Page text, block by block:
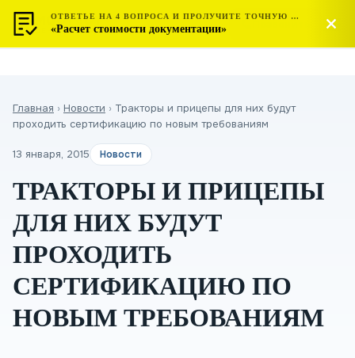
МОСТЕСТ
ЦЕНТР СЕРТИФИКАЦИИ
Главная › Новости › Тракторы и прицепы для них будут
проходить сертификацию по новым требованиям
13 января, 2015 Новости
ТРАКТОРЫ И ПРИЦЕПЫ
ДЛЯ НИХ БУДУТ
ПРОХОДИТЬ
СЕРТИФИКАЦИЮ ПО
НОВЫМ ТРЕБОВАНИЯМ
ОТВЕТЬЕ НА 4 ВОПРОСА И ПРОЛУЧИТЕ ТОЧНУЮ СТОИМОСТЬ
«Расчет стоимости документации»